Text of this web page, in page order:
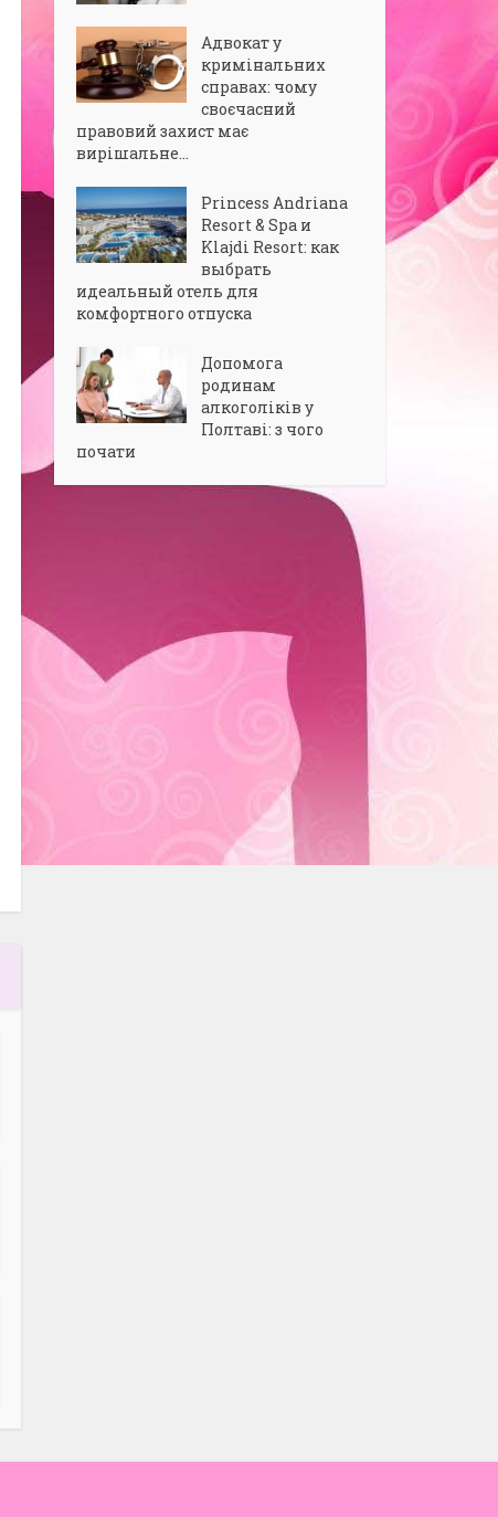
Адвокат у
кримінальних
справах: чому
своєчасний
правовий захист має
вирішальне...
Princess Andriana
Resort & Spa и
Klajdi Resort: как
выбрать
идеальный отель для
комфортного отпуска
Допомога
родинам
алкоголіків у
Полтаві: з чого
почати